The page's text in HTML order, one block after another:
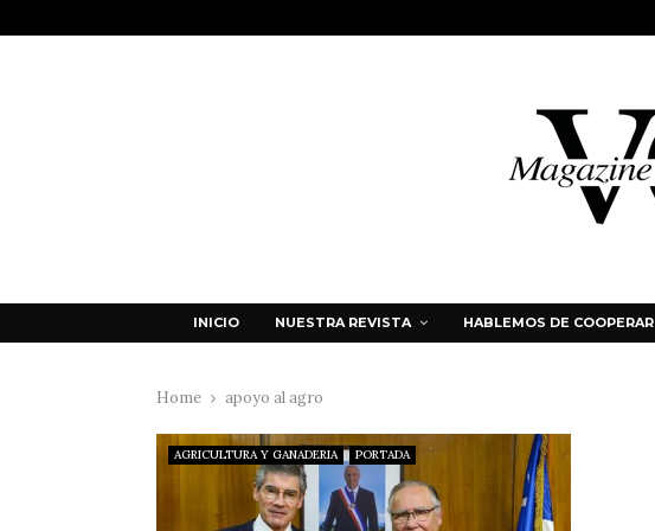
INICIO NUESTRA REVISTA HABLEMOS DE COOPERAR
Home apoyo al agro
AGRICULTURA Y GANADERIA PORTADA